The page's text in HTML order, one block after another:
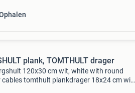
plank, TOMTHULT drager
120x30 cm wit, white with round
cables tomthult plankdrager 18x24 cm wit,